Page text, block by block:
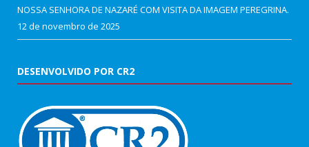
NOSSA SENHORA DE NAZARÉ COM VISITA DA IMAGEM PEREGRINA.
12 de novembro de 2025
DESENVOLVIDO POR CR2